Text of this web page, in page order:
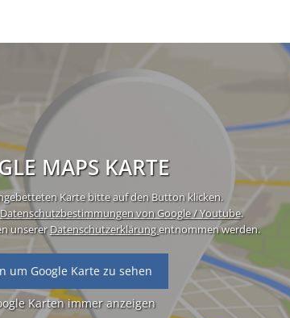
MAPS KARTE
Karte bitte auf den Button klicken.
Datenschutzbestimmungen von Google / Youtube.
unsererDatenschutzerklärungentnommen werden.
um Google Karte zu sehen
Karten immer anzeigen